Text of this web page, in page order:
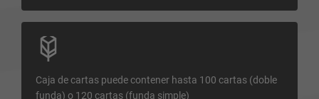
Caja de cartas puede contener hasta 100 cartas (doble
funda) o 120 cartas (funda simple)